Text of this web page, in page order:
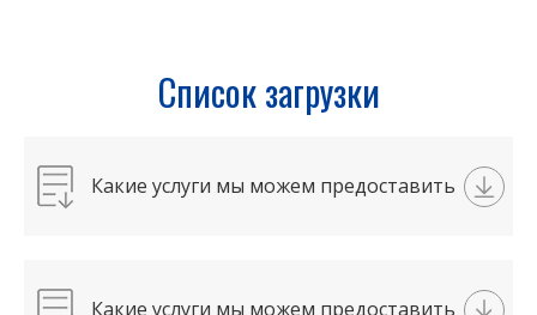
Список загрузки
Какие услуги мы можем предоставить
Какие услуги мы можем предоставить